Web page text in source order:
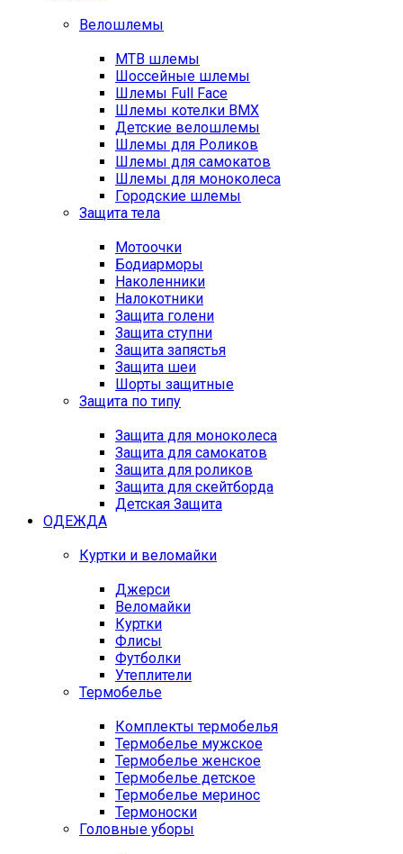
Велошлемы
MTB шлемы
Шоссейные шлемы
Шлемы Full Face
Шлемы котелки BMX
Детские велошлемы
Шлемы для Роликов
Шлемы для самокатов
Шлемы для моноколеса
Городские шлемы
Защита тела
Мотоочки
Бодиарморы
Наколенники
Налокотники
Защита голени
Защита ступни
Защита запястья
Защита шеи
Шорты защитные
Защита по типу
Защита для моноколеса
Защита для самокатов
Защита для роликов
Защита для скейтборда
Детская Защита
ОДЕЖДА
Куртки и веломайки
Джерси
Веломайки
Куртки
Флисы
Футболки
Утеплители
Термобелье
Комплекты термобелья
Термобелье мужское
Термобелье женское
Термобелье детское
Термобелье меринос
Термоноски
Головные уборы